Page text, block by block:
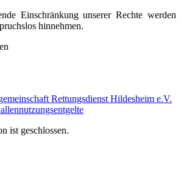
Einschränkung unserer Rechte werden
hinnehmen.
Rettungsdienst Hildesheim e.V.
ist geschlossen.